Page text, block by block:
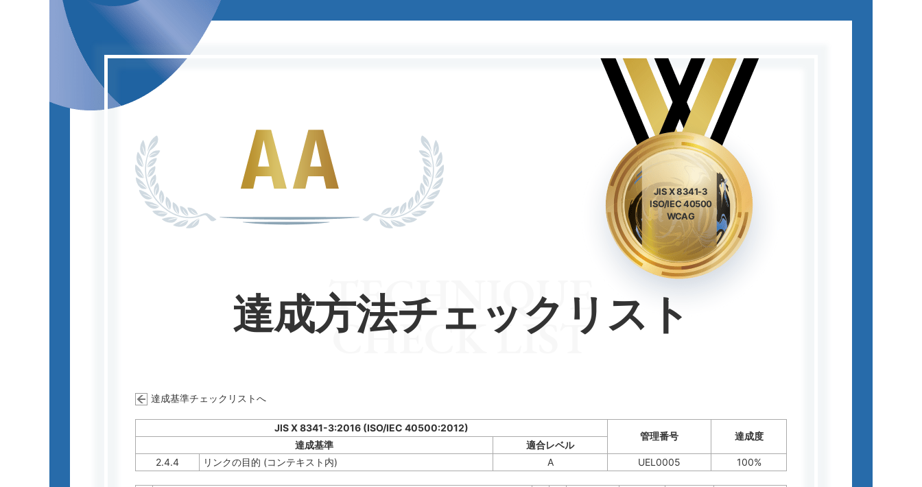
JIS X 8341-3
ISO/IEC 40500
WCAG
達成方法チェックリスト
TECHNIQUE
CHECK LIST
達成基準チェックリストへ
JIS X 8341-3:2016 (ISO/IEC 40500:2012)
管理番号 達成度
達成基準
適合レベル
2.4.4
リンクの目的 (コンテキスト内) A UEL0005 100%